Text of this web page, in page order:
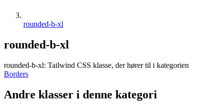
rounded-b-xl
rounded-b-xl
rounded-b-xl: Tailwind CSS klasse, der hører til i kategorien
Borders
Andre klasser i denne kategori